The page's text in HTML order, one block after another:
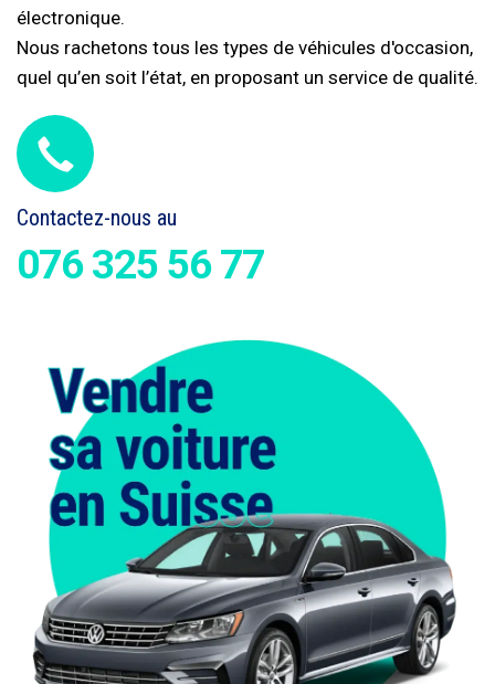
électronique.
Nous rachetons tous les types de véhicules d'occasion,
quel qu’en soit l’état, en proposant un service de qualité.
Contactez-nous au
076 325 56 77